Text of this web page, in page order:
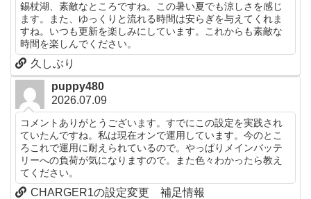
錫杖湖、素敵なところですね。この暑い夏でも涼しさを感じ
ます。また、ゆっくりと流れる時間は安らぎを与えてくれま
すね。いつも更新を楽しみにしています。これからも素敵な
時間を楽しんでください。
久しぶり
puppy480
2026.07.09
コメントありがとうございます。すでにこの設定を実践され
ていたんですね。私は現在オンで運用しています。今のとこ
ろこれで運用に耐えられているので。やっぱりメインバッテ
リーへの負荷が気になりますので。また色々わかったら教え
てください。
CHARGER1の設定変更 補足情報